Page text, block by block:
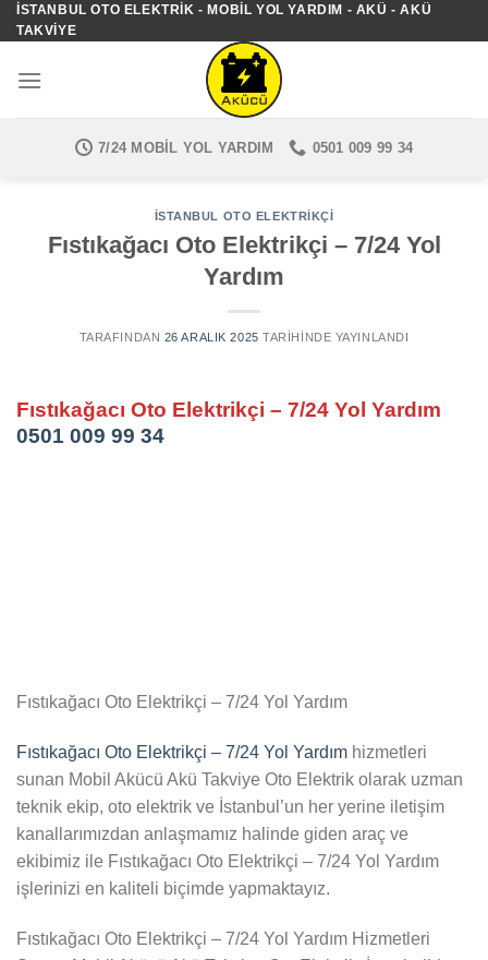
İçeriğe
atla
İSTANBUL OTO ELEKTRIK - MOBIL YOL YARDIM - AKÜ - AKÜ
TAKVIYE
7/24 MOBIL YOL YARDIM 0501 009 99 34
İSTANBUL OTO ELEKTRIKÇI
Fıstıkağacı Oto Elektrikçi – 7/24 Yol
Yardım
TARAFINDAN 26 ARALIK 2025 TARIHINDE YAYINLANDI
Fıstıkağacı Oto Elektrikçi – 7/24 Yol Yardım
0501 009 99 34
Fıstıkağacı Oto Elektrikçi – 7/24 Yol Yardım
Fıstıkağacı Oto Elektrikçi – 7/24 Yol Yardım hizmetleri
sunan Mobil Akücü Akü Takviye Oto Elektrik olarak uzman
teknik ekip, oto elektrik ve İstanbul’un her yerine iletişim
kanallarımızdan anlaşmamız halinde giden araç ve
ekibimiz ile Fıstıkağacı Oto Elektrikçi – 7/24 Yol Yardım
işlerinizi en kaliteli biçimde yapmaktayız.
Fıstıkağacı Oto Elektrikçi – 7/24 Yol Yardım Hizmetleri